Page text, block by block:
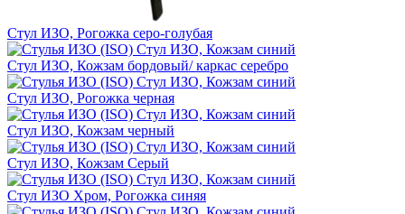
Стул ИЗО, Рогожка серо-голубая
Стул ИЗО, Кожзам бордовый/ каркас серебро
Стул ИЗО, Рогожка черная
Стул ИЗО, Кожзам черный
Стул ИЗО, Кожзам Серый
Стул ИЗО Хром, Рогожка синяя